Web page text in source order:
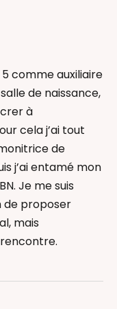
comme auxiliaire
de naissance,
à
cela j’ai tout
de
j’ai entamé mon
Je me suis
de proposer
mais